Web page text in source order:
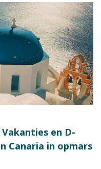
en D-
Canaria in opmars